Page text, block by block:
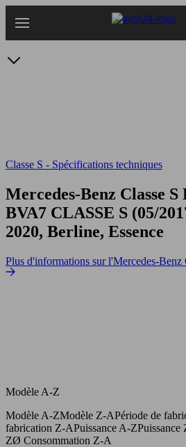
au
Classe S - Spécifications techniques
Mercedes-Benz Classe
BVA7 CLASSE S (05/
2020, Berline, Essence
Plus d'informations sur l'Mercedes-Benz
Modèle A-Z
Modèle A-ZModèle Z-APériode de
fabrication Z-APuissance A-ZPuissance
ZØ Consommation Z-A